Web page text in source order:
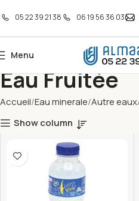
05 22 39 21 38 06 19 56 36 03
Menu
Eau Fruitée
Accueil Eau minerale Autre eaux
Show column